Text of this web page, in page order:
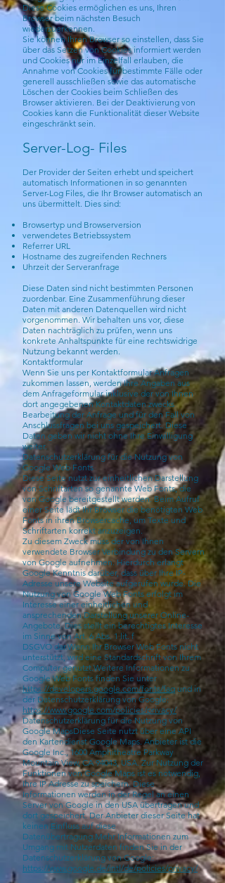
Diese Cookies ermöglichen es uns, Ihren
Browser beim nächsten Besuch
wiederzuerkennen.
Sie können Ihren Browser so einstellen, dass Sie
über das Setzen von Cookies informiert werden
und Cookies nur im Einzelfall erlauben, die
Annahme von Cookies für bestimmte Fälle oder
generell ausschließen sowie das automatische
Löschen der Cookies beim Schließen des
Browser aktivieren. Bei der Deaktivierung von
Cookies kann die Funktionalität dieser Website
eingeschränkt sein.
Server-Log- Files
Der Provider der Seiten erhebt und speichert
automatisch Informationen in so genannten
Server-Log Files, die Ihr Browser automatisch an
uns übermittelt. Dies sind:
Browsertyp und Browserversion
verwendetes Betriebssystem
Referrer URL
Hostname des zugreifenden Rechners
Uhrzeit der Serveranfrage
Diese Daten sind nicht bestimmten Personen
zuordenbar. Eine Zusammenführung dieser
Daten mit anderen Datenquellen wird nicht
vorgenommen. Wir behalten uns vor, diese
Daten nachträglich zu prüfen, wenn uns
konkrete Anhaltspunkte für eine rechtswidrige
Nutzung bekannt werden.
Kontaktformular
Wenn Sie uns per Kontaktformular Anfragen
zukommen lassen, werden Ihre Angaben aus
dem Anfrageformular inklusive der von Ihnen
dort angegebenen Kontaktdaten zwecks
Bearbeitung der Anfrage und für den Fall von
Anschlussfragen bei uns gespeichert. Diese
Daten geben wir nicht ohne Ihre Einwilligung
weiter.
Datenschutzerklärung für die Nutzung von
Google Web Fonts
Diese Seite nutzt zur einheitlichen Darstellung
von Schriftarten so genannte Web Fonts, die
von Google bereitgestellt werden. Beim Aufruf
einer Seite lädt Ihr Browser die benötigten Web
Fonts in ihren Browsercache, um Texte und
Schriftarten korrekt anzuzeigen.
Zu diesem Zweck muss der von Ihnen
verwendete Browser Verbindung zu den Servern
von Google aufnehmen. Hierdurch erlangt
Google Kenntnis darüber, dass über Ihre IP-
Adresse unsere Website aufgerufen wurde. Die
Nutzung von Google Web Fonts erfolgt im
Interesse einer einheitlichen und
ansprechenden Darstellung unserer Online-
Angebote. Dies stellt ein berechtigtes Interesse
im Sinne von Art. 6 Abs. 1 lit. f
DSGVO dar.Wenn Ihr Browser Web Fonts nicht
unterstützt, wird eine Standardschrift von Ihrem
Computer genutzt.Weitere Informationen zu
Google Web Fonts finden Sie unter
https://developers.google.com/fonts/faq und in
der Datenschutzerklärung von Google:
https://www.google.com/policies/privacy/
Datenschutzerklärung für die Nutzung von
Google MapsDiese Seite nutzt über eine API
den Kartendienst Google Maps. Anbieter ist die
Google Inc., 1600 Amphitheatre Parkway
Mountain View, CA 94043, USA. Zur Nutzung der
Funktionen von Google Maps ist es notwendig,
Ihre IP Adresse zu speichern. Diese
Informationen werden in der Regel an einen
Server von Google in den USA übertragen und
dort gespeichert. Der Anbieter dieser Seite hat
keinen Einfluss auf diese
Datenübertragung.Mehr Informationen zum
Umgang mit Nutzerdaten finden Sie in der
Datenschutzerklärung von Google:
https://www.google.de/intl/de/policies/privacy/